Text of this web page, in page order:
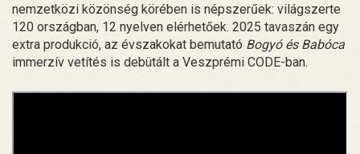
nemzetközi közönség körében is népszerűek: világszerte
120 országban, 12 nyelven elérhetőek. 2025 tavaszán egy
extra produkció, az évszakokat bemutató Bogyó és Babóca
immerzív vetítés is debütált a Veszprémi CODE-ban.